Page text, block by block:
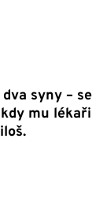
syny –
mu